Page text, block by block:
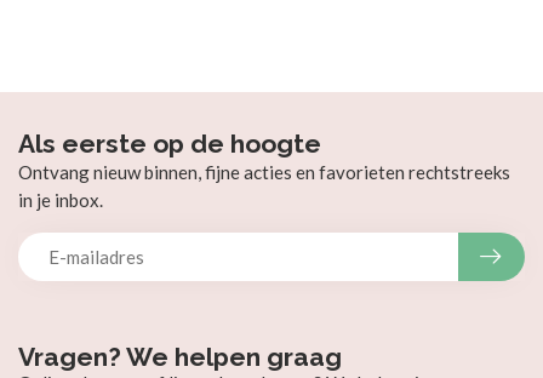
Vragen? We helpen graag
Als eerste op de hoogte
Ontvang nieuw binnen, fijne acties en favorieten rechtstreeks
in je inbox.